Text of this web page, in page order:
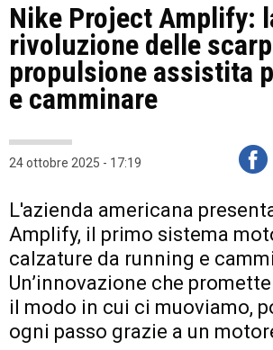
Nike Project Amplify:
rivoluzione delle
propulsione assistita
e camminare
24 ottobre 2025 - 17:19
L'azienda americana
Amplify, il primo sistema
calzature da running e
Un’innovazione che
il modo in cui ci muoviamo,
ogni passo grazie a un